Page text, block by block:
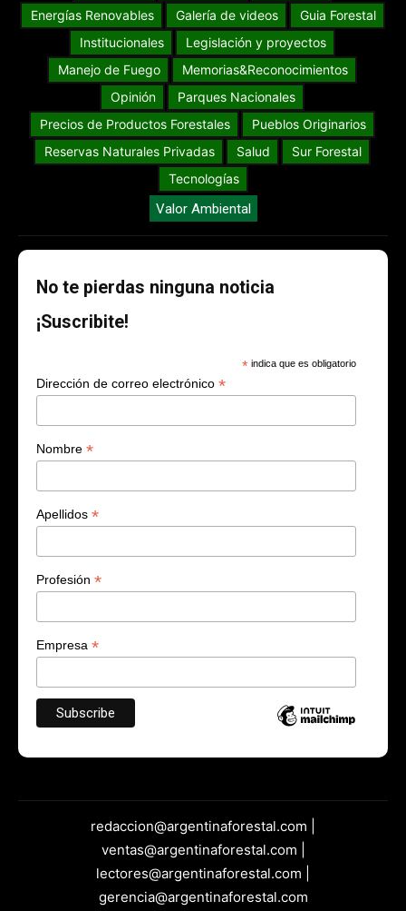
Energías Renovables
Galería de videos
Guia Forestal
Institucionales
Legislación y proyectos
Manejo de Fuego
Memorias&Reconocimientos
Opinión
Parques Nacionales
Precios de Productos Forestales
Pueblos Originarios
Reservas Naturales Privadas
Salud
Sur Forestal
Tecnologías
Valor Ambiental
No te pierdas ninguna noticia
¡Suscribite!
* indica que es obligatorio
Dirección de correo electrónico *
Nombre *
Apellidos *
Profesión *
Empresa *
redaccion@argentinaforestal.com |
ventas@argentinaforestal.com |
lectores@argentinaforestal.com |
gerencia@argentinaforestal.com